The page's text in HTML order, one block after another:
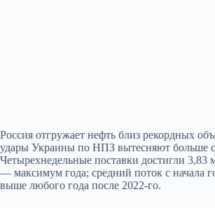
Россия отгружает нефть близ рекордных
удары Украины по НПЗ вытесняют больше
Четырехнедельные поставки достигли 3,83
— максимум года; средний поток с начала
выше любого года после 2022-го.